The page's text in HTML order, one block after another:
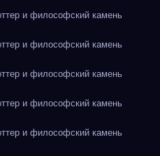
и философский камень
и философский камень
и философский камень
и философский камень
и философский камень